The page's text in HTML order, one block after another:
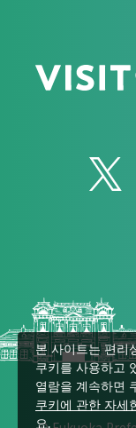
본 사이트는 편리
쿠키를 사용하고
열람을 계속하면
쿠키에 관한 자세
요.